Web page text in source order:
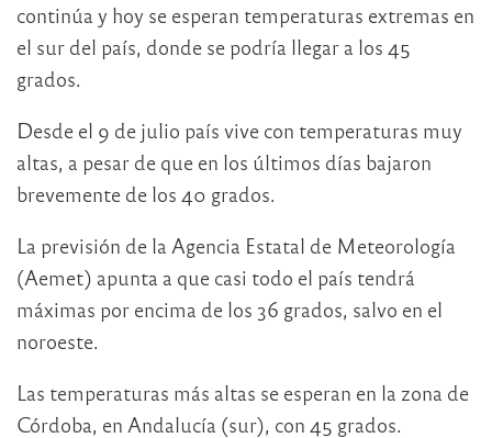
continúa y hoy se esperan temperaturas extremas en
el sur del país, donde se podría llegar a los 45
grados.
Desde el 9 de julio país vive con temperaturas muy
altas, a pesar de que en los últimos días bajaron
brevemente de los 40 grados.
La previsión de la Agencia Estatal de Meteorología
(Aemet) apunta a que casi todo el país tendrá
máximas por encima de los 36 grados, salvo en el
noroeste.
Las temperaturas más altas se esperan en la zona de
Córdoba, en Andalucía (sur), con 45 grados.